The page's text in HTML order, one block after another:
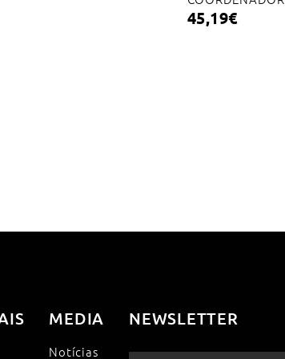
45,19€
MEDIA
Notícias
NEWSLETTER